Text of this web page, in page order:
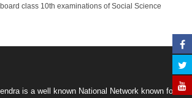
class 10th examinations of Social Science
is a well known National Network known for